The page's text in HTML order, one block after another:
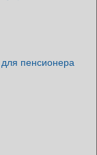
пенсионера